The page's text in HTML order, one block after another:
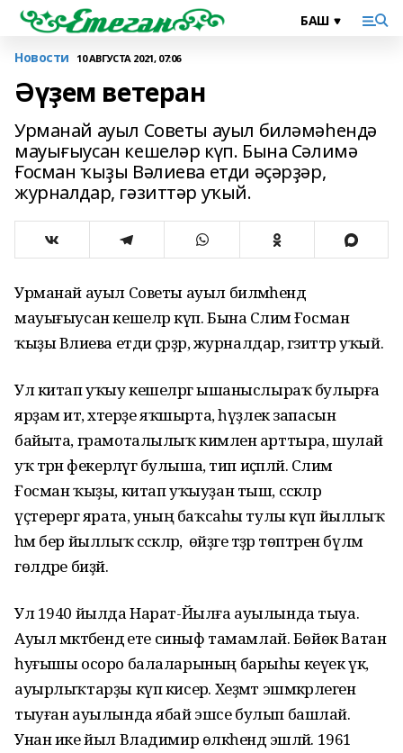
Новости 10 АВГУСТА 2021, 07:06
Әүҙем ветеран
Урманай ауыл Советы ауыл биләмәһендә
мауығыусан кешеләр күп. Бына Сәлимә
Ғосман ҡыҙы Вәлиева етди әҫәрҙәр,
журналдар, гәзиттәр уҡый.
Урманай ауыл Советы ауыл биләмәһендә
мауығыусан кешеләр күп. Бына Сәлимә Ғосман
ҡыҙы Вәлиева етди әҫәрҙәр, журналдар, гәзиттәр уҡый.
Ул китап уҡыу кешеләргә ышаныслыраҡ булырға
ярҙам итә, хәтерҙе яҡшырта, һүҙлек запасын
байыта, грамоталылыҡ кимәлен арттыра, шулай
уҡ тәрән фекерләүгә булыша, тип иҫәпләй. Сәлимә
Ғосман ҡыҙы, китап уҡыуҙан тыш, сәскәләр
үҫтерергә ярата, уның баҡсаһы тулы күп йыллыҡ
һәм бер йыллыҡ сәскәләр, ә өйҙәге тәҙрә төптәрен бүлмә
гөлдәре биҙәй.
Ул 1940 йылда Нарат-Йылға ауылында тыуа.
Ауыл мәктәбендә ете синыф тамамлай. Бөйөк Ватан
һуғышы осоро балаларының барыһы кеүек үк,
ауырлыҡтарҙы күп кисерә. Хеҙмәт эшмәкәрлеген
тыуған ауылында ябай эшсе булып башлай.
Унан ике йыл Владимир өлкәһендә эшләй. 1961